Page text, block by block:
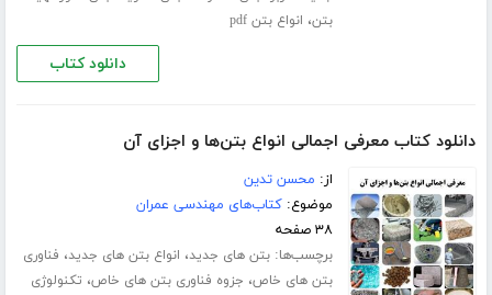
بتن، انواع بتن pdf
دانلود کتاب
دانلود کتاب معرفی اجمالی انواع بتن‌ها و اجزای آن
از: محسن تدین
موضوع:کتاب‌های مهندسی عمران
۳۸ صفحه
برچسب‌ها:بتن های جدید، انواع بتن های جدید، فناوری
بتن های خاص، جزوه فناوری بتن های خاص، تکنولوژی